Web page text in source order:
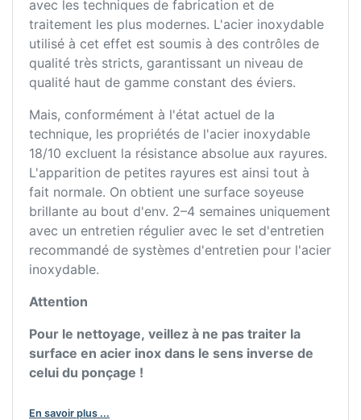
avec les techniques de fabrication et de
traitement les plus modernes. L'acier inoxydable
utilisé à cet effet est soumis à des contrôles de
qualité très stricts, garantissant un niveau de
qualité haut de gamme constant des éviers.
Mais, conformément à l'état actuel de la
technique, les propriétés de l'acier inoxydable
18/10 excluent la résistance absolue aux rayures.
L'apparition de petites rayures est ainsi tout à
fait normale. On obtient une surface soyeuse
brillante au bout d'env. 2–4 semaines uniquement
avec un entretien régulier avec le set d'entretien
recommandé de systèmes d'entretien pour l'acier
inoxydable.
Attention
Pour le nettoyage, veillez à ne pas traiter la
surface en acier inox dans le sens inverse de
celui du ponçage !
En savoir plus ...